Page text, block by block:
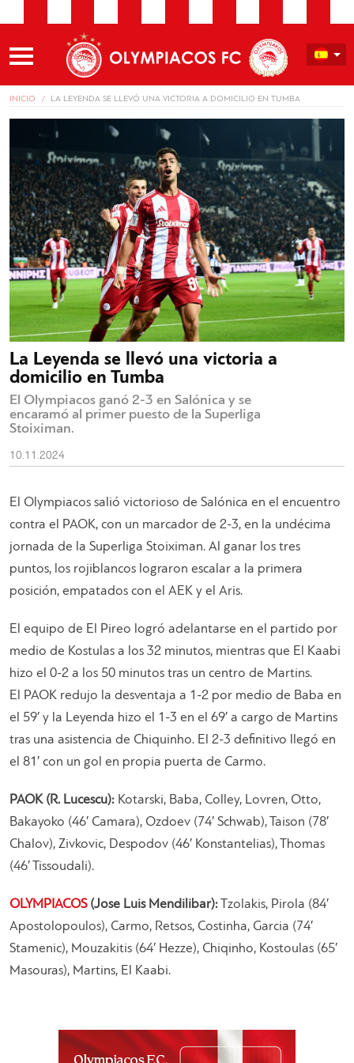
INICIO LA LEYENDA SE LLEVÓ UNA VICTORIA A DOMICILIO EN TUMBA
La Leyenda se llevó una victoria a
domicilio en Tumba
El Olympiacos ganó 2-3 en Salónica y se
encaramó al primer puesto de la Superliga
Stoiximan.
10.11.2024
El Olympiacos salió victorioso de Salónica en el encuentro
contra el PAOK, con un marcador de 2-3, en la undécima
jornada de la Superliga Stoiximan. Al ganar los tres
puntos, los rojiblancos lograron escalar a la primera
posición, empatados con el AEK y el Aris.
El equipo de El Pireo logró adelantarse en el partido por
medio de Kostulas a los 32 minutos, mientras que El Kaabi
hizo el 0-2 a los 50 minutos tras un centro de Martins.
El PAOK redujo la desventaja a 1-2 por medio de Baba en
el 59′ y la Leyenda hizo el 1-3 en el 69′ a cargo de Martins
tras una asistencia de Chiquinho. El 2-3 definitivo llegó en
el 81′ con un gol en propia puerta de Carmo.
PAOK (R. Lucescu): Kotarski, Baba, Colley, Lovren, Otto,
Bakayoko (46′ Camara), Ozdoev (74′ Schwab), Taison (78′
Chalov), Zivkovic, Despodov (46′ Konstantelias), Thomas
(46′ Tissoudali).
OLYMPIACOS(Jose Luis Mendilibar): Tzolakis, Pirola (84′
Apostolopoulos), Carmo, Retsos, Costinha, Garcia (74′
Stamenic), Mouzakitis (64′ Hezze), Chiqinho, Kostoulas (65′
Masouras), Martins, El Kaabi.